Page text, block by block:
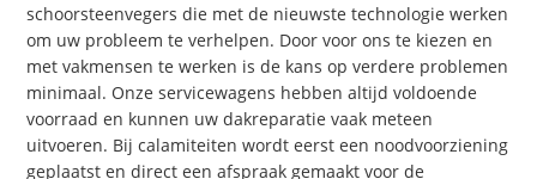
schoorsteenvegers die met de nieuwste technologie werken
om uw probleem te verhelpen. Door voor ons te kiezen en
met vakmensen te werken is de kans op verdere problemen
minimaal. Onze servicewagens hebben altijd voldoende
voorraad en kunnen uw dakreparatie vaak meteen
uitvoeren. Bij calamiteiten wordt eerst een noodvoorziening
geplaatst en direct een afspraak gemaakt voor de